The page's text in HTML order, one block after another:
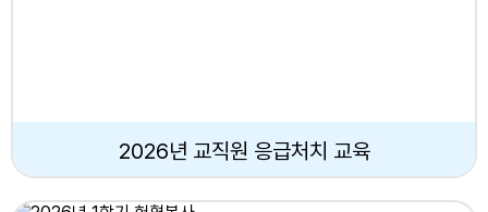
2026년 교직원 응급처치 교육